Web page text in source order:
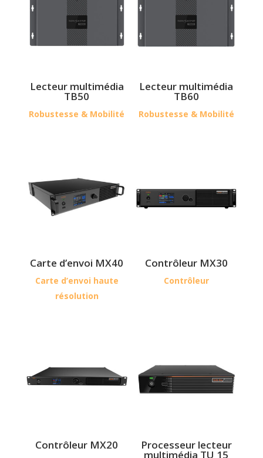
Lecteur multimédia
TB50
Robustesse & Mobilité
Lecteur multimédia
TB60
Robustesse & Mobilité
Carte d’envoi MX40
Carte d’envoi haute
résolution
Contrôleur MX30
Contrôleur
Contrôleur MX20 Processeur lecteur
multimédia TU 15